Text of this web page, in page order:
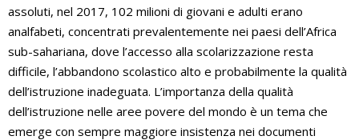
assoluti, nel 2017, 102 milioni di giovani e adulti erano
analfabeti, concentrati prevalentemente nei paesi dell’Africa
sub-sahariana, dove l’accesso alla scolarizzazione resta
difficile, l’abbandono scolastico alto e probabilmente la qualità
dell’istruzione inadeguata. L’importanza della qualità
dell’istruzione nelle aree povere del mondo è un tema che
emerge con sempre maggiore insistenza nei documenti